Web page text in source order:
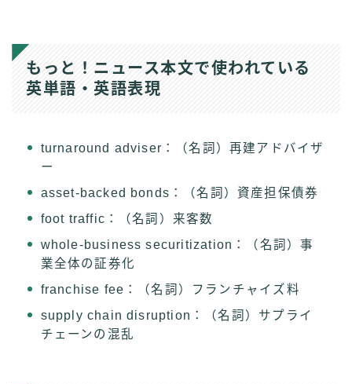
もっと！ニュース本文で使われている
英単語・英語表現
turnaround adviser：（名詞）再建アドバイザ
ー
asset-backed bonds：（名詞）資産担保債券
foot traffic：（名詞）来客数
whole-business securitization：（名詞）事
業全体の証券化
franchise fee：（名詞）フランチャイズ料
supply chain disruption：（名詞）サプライ
チェーンの混乱